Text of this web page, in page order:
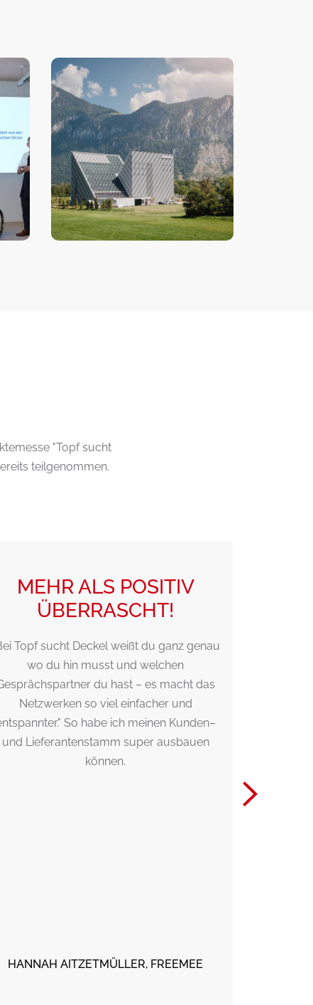
"Topf sucht
teilgenommen.
MEHR ALS POSITIV
ÜBERRASCHT!
Topf sucht Deckel weißt du ganz genau
wo du hin musst und welchen
du hast – es macht das
Netzwerken so viel einfacher und
So habe ich meinen Kunden–
und Lieferantenstamm super ausbauen
können.
HANNAH AITZETMÜLLER, FREEMEE